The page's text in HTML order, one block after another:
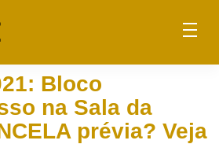
Bloco
na Sala da
prévia? Veja